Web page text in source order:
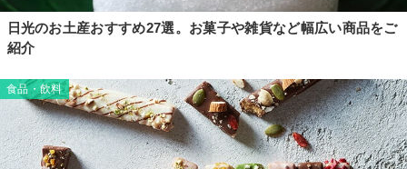
日光のお土産おすすめ27選。お菓子や雑貨など幅広い商品をご
紹介
食品・飲料